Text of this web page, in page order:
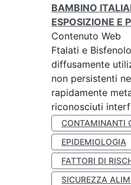
BAMBINO
ESPOSIZIONE E
Contenuto Web
Ftalati e
diffusamente
non persistenti
rapidamente
riconosciuti
CONTAMINANTI
EPIDEMIOLOGIA
FATTORI DI
SICUREZZA